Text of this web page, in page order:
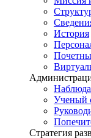
История
Ученый
Стратегия